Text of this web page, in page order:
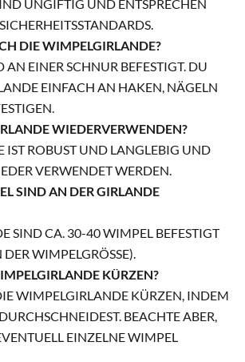
UNGIFTIG UND ENTSPRECHEN
DIE WIMPELGIRLANDE?
EINER SCHNUR BEFESTIGT. DU
EINFACH AN HAKEN, NÄGELN
WIEDERVERWENDEN?
IST ROBUST UND LANGLEBIG UND
VERWENDET WERDEN.
SIND AN DER GIRLANDE
SIND CA. 30-40 WIMPEL BEFESTIGT
WIMPELGRÖSSE).
KÜRZEN?
WIMPELGIRLANDE KÜRZEN, INDEM
BEACHTE ABER,
EINZELNE WIMPEL